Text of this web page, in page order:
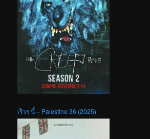
เร็วๆ นี้ – Palestine 36 (2025)